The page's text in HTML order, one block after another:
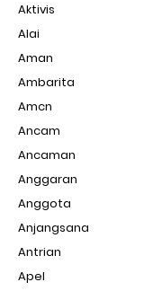
Aktivis
Alai
Aman
Ambarita
Amcn
Ancam
Ancaman
Anggaran
Anggota
Anjangsana
Antrian
Apel